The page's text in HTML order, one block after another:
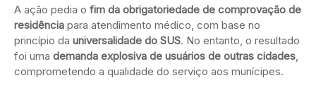
A ação pedia o fim da obrigatoriedade de comprovação de
residência para atendimento médico, com base no
princípio da universalidade do SUS. No entanto, o resultado
foi uma demanda explosiva de usuários de outras cidades,
comprometendo a qualidade do serviço aos munícipes.